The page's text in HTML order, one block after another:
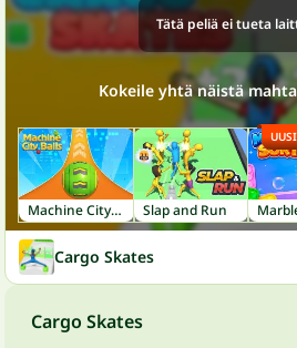
Tätä peliä ei tueta
Kokeile yhtä näistä
Machine City Balls Slap and Run
UUSI
Cargo Skates
Cargo Skates